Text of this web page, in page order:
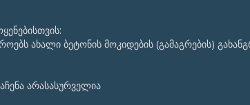
ახალი ბეტონის მოკიდების (გამაგრების)
არასასურველია